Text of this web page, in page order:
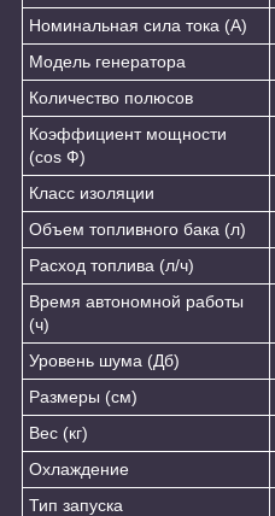
Номинальная сила тока (А)
Модель генератора
Количество полюсов
Коэффициент мощности
(cos Ф)
Класс изоляции
Объем топливного бака (л)
Расход топлива (л/ч)
Время автономной работы
(ч)
Уровень шума (Дб)
Размеры (см)
Вес (кг)
Охлаждение
Тип запуска